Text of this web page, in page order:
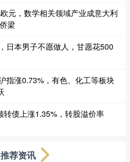
元，数学相关领域产业成意大利
梁
日本男子不愿做人，甘愿花500
指涨0.73%，有色、化工等板块
转债上涨1.35%，转股溢价率
推荐资讯